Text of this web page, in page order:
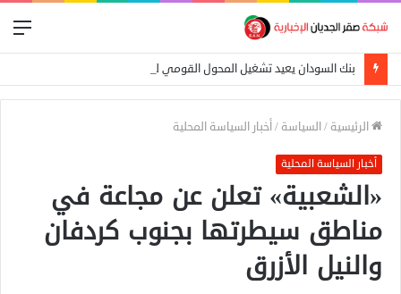
بنك السودان يعيد تشغيل المحول القومي للدفع الإلكتروني
الرئيسية /السياسة /أخبار السياسة المحلية
أخبار السياسة المحلية
«الشعبية» تعلن عن مجاعة في
مناطق سيطرتها بجنوب كردفان
والنيل الأزرق